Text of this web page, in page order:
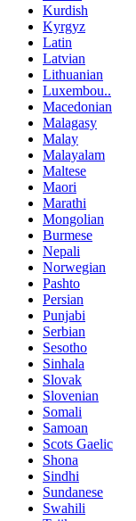
Kurdish
Kyrgyz
Latin
Latvian
Lithuanian
Luxembou..
Macedonian
Malagasy
Malay
Malayalam
Maltese
Maori
Marathi
Mongolian
Burmese
Nepali
Norwegian
Pashto
Persian
Punjabi
Serbian
Sesotho
Sinhala
Slovak
Slovenian
Somali
Samoan
Scots Gaelic
Shona
Sindhi
Sundanese
Swahili